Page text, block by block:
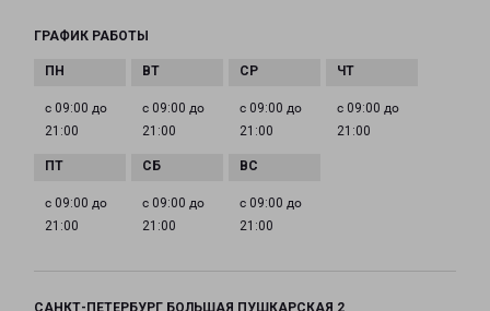
ГРАФИК РАБОТЫ
с 09:00 до
21:00
с 09:00 до
21:00
с 09:00 до
21:00
с 09:00 до
21:00
с 09:00 до
21:00
с 09:00 до
21:00
с 09:00 до
21:00